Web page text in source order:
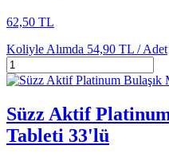
62,50 TL
Koliyle Alımda 54,90 TL /Adet
Süzz Aktif
Tableti 33'lü